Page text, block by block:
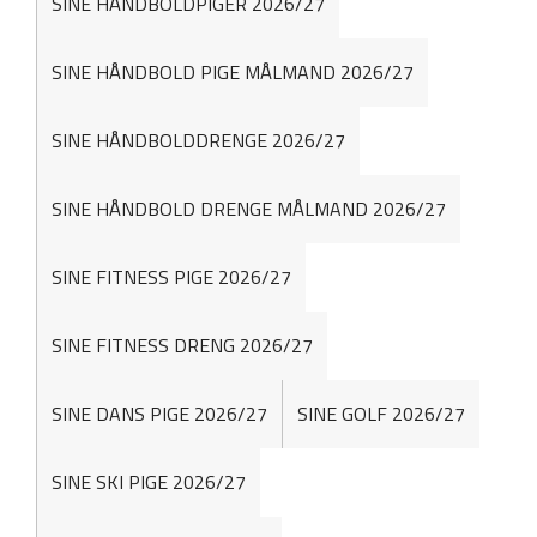
SINE HÅNDBOLD PIGE MÅLMAND 2026/27
SINE HÅNDBOLDDRENGE 2026/27
SINE HÅNDBOLD DRENGE MÅLMAND 2026/27
SINE FITNESS PIGE 2026/27
SINE FITNESS DRENG 2026/27
SINE DANS PIGE 2026/27 SINE GOLF 2026/27
SINE SKI PIGE 2026/27